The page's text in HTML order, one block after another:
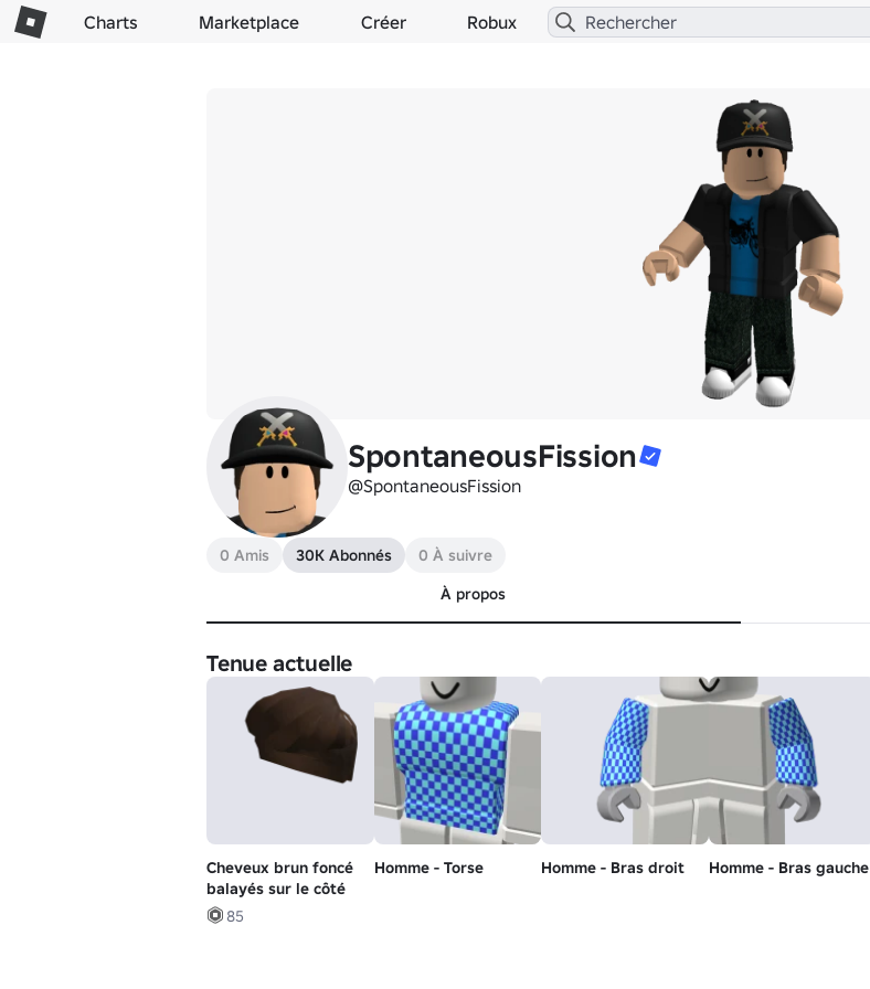
Charts Marketplace Créer Robux
SpontaneousFission
@SpontaneousFission
0 Amis 30K Abonnés
0 À suivre
À propos
Tenue actuelle
Cheveux brun foncé
balayés sur le côté
85
Homme - Torse Homme - Bras droit Homme - Bras gauche